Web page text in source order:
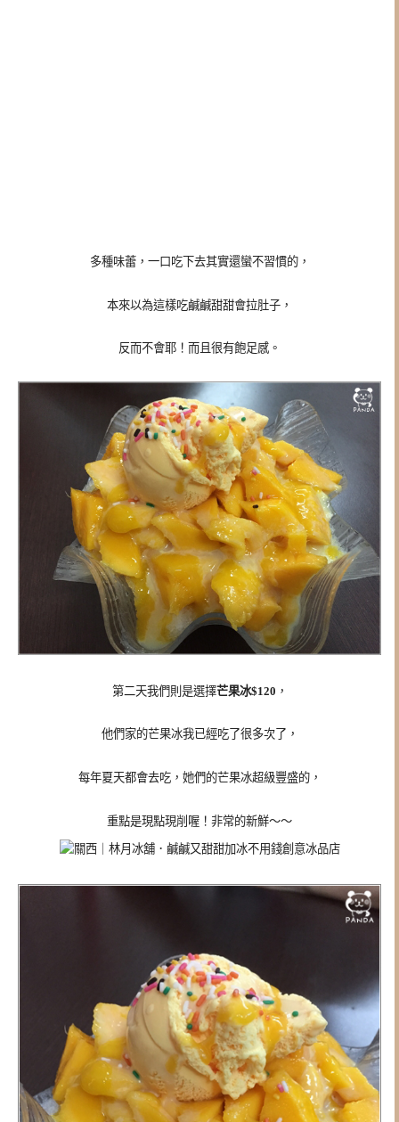
多種味蕾，一口吃下去其實還蠻不習慣的，
本來以為這樣吃鹹鹹甜甜會拉肚子，
反而不會耶！而且很有飽足感。
第二天我們則是選擇芒果冰$120 ，
他們家的芒果冰我已經吃了很多次了，
每年夏天都會去吃，她們的芒果冰超級豐盛的，
重點是現點現削喔！非常的新鮮～～